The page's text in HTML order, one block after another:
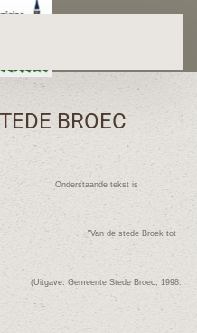
BROEC
tekst is
Broek tot
Broec, 1998.